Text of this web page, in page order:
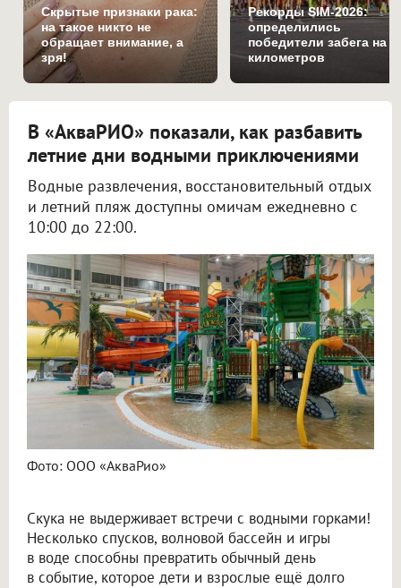
Скрытые признаки рака:
на такое никто не
обращает внимание, а
зря!
Рекорды SIM-2026:
определились
победители забега на
километров
В «АкваРИО» показали, как разбавить
летние дни водными приключениями
Водные развлечения, восстановительный отдых
и летний пляж доступны омичам ежедневно с
10:00 до 22:00.
Фото: ООО «АкваРио»
Скука не выдерживает встречи с водными горками!
Несколько спусков, волновой бассейн и игры
в воде способны превратить обычный день
в событие, которое дети и взрослые ещё долго